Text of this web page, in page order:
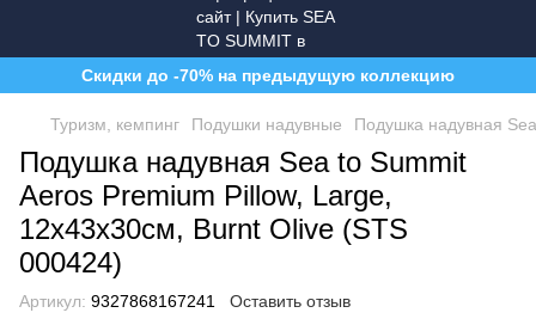
Скидки до -70% на предыдущую коллекцию
Туризм, кемпинг Подушки надувные Подушка надувная
Подушка надувная Sea to Summit
Aeros Premium Pillow, Large,
12x43x30см, Burnt Olive (STS
000424)
Артикул: 9327868167241 Оставить отзыв